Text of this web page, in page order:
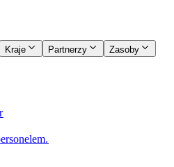
Kraje​​ Partnerzy​​
Zasoby​​